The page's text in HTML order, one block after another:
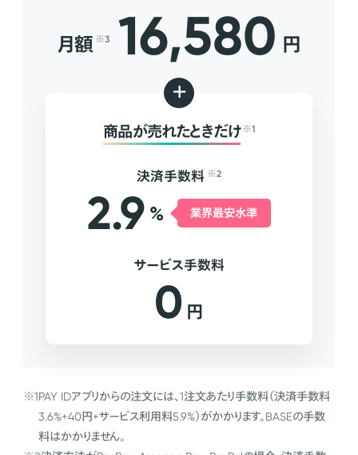
月額 ※3 16,580 円
+
商品が売れたときだけ ※1
決済手数料 ※2
2.9 % 業界最安水準
サービス手数料
0 円
※1PAY IDアプリからの注文には、1注文あたり手数料（決済手数料
3.6%+40円+サービス利用料5.9%）がかかります。BASEの手数
料はかかりません。